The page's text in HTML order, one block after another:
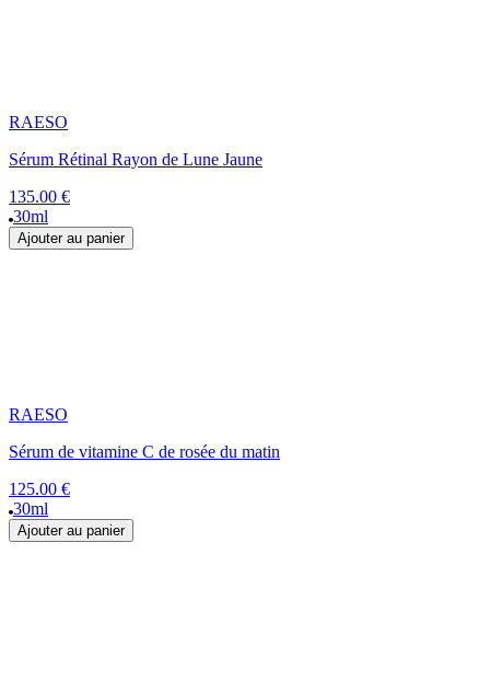
RAESO
Sérum Rétinal Rayon de Lune Jaune
135.00 €
30ml
Ajouter au panier
RAESO
Sérum de vitamine C de rosée du matin
125.00 €
30ml
Ajouter au panier